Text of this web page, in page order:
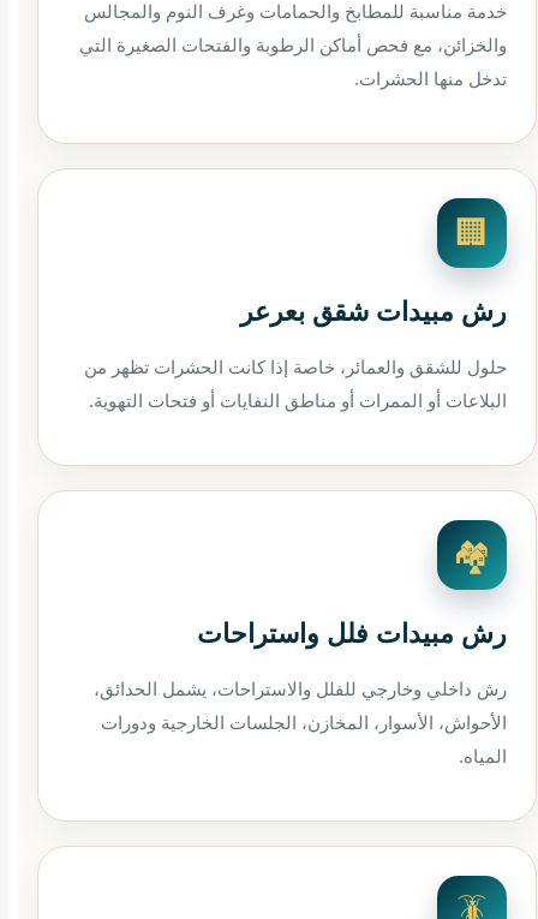
خدمة مناسبة للمطابخ والحمامات وغرف النوم والمجالس
والخزائن، مع فحص أماكن الرطوبة والفتحات الصغيرة التي
تدخل منها الحشرات.
🏢
رش مبيدات شقق بعرعر
حلول للشقق والعمائر، خاصة إذا كانت الحشرات تظهر من
البلاعات أو الممرات أو مناطق النفايات أو فتحات التهوية.
🏘️
رش مبيدات فلل واستراحات
رش داخلي وخارجي للفلل والاستراحات، يشمل الحدائق،
الأحواش، الأسوار، المخازن، الجلسات الخارجية ودورات
المياه.
🪳